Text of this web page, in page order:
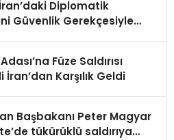
Diplomatik
Güvenlik Gerekçesiyle
Füze Saldırısı
İran’dan Karşılık Geldi
Başbakanı Peter Magyar
tükürüklü saldırıya